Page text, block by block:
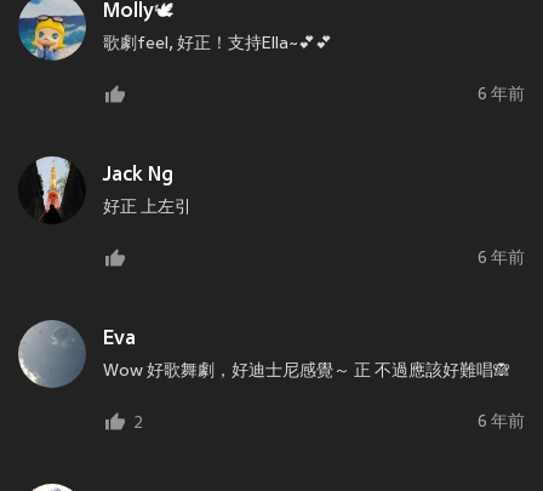
Molly🕊
歌劇feel, 好正！支持Ella~💕💕
6 年前
Jack Ng
好正 上左引
6 年前
Eva
Wow 好歌舞劇，好迪士尼感覺～ 正 不過應該好難唱🙈
2 6 年前